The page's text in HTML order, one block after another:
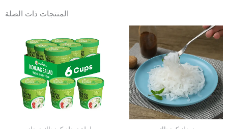
المنتجات ذات الصلة